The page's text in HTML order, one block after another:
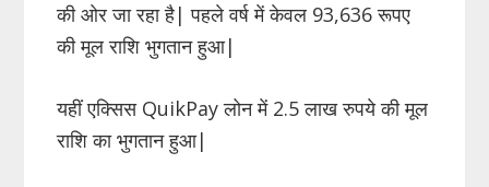
की ओर जा रहा है| पहले वर्ष में केवल 93,636 रूपए
की मूल राशि भुगतान हुआ|
यहीं एक्सिस QuikPay लोन में 2.5 लाख रुपये की मूल
राशि का भुगतान हुआ|